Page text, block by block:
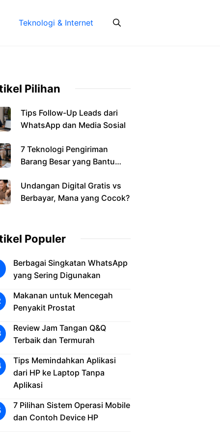
Teknologi & Internet
Pilihan
Tips Follow-Up Leads dari
WhatsApp dan Media Sosial
7 Teknologi Pengiriman
Barang Besar yang Bantu
Undangan Digital Gratis vs
Berbayar, Mana yang Cocok?
Populer
Berbagai Singkatan WhatsApp
yang Sering Digunakan
Makanan untuk Mencegah
Penyakit Prostat
Review Jam Tangan Q&Q
Terbaik dan Termurah
Tips Memindahkan Aplikasi
dari HP ke Laptop Tanpa
Aplikasi
7 Pilihan Sistem Operasi Mobile
dan Contoh Device HP